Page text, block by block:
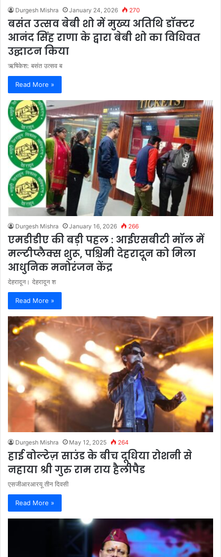
Durgesh Mishra January 24, 2026 270
बसंत उत्सव बेबी शो में मुख्य अतिथि डॉक्टर
आनंद सिंह राणा के द्वारा बेबी शो का विधिवत
उद्घाटन किया
ऋषिकेश: बसंत उत्सव ब
Read More »
Durgesh Mishra January 16, 2026 266
एमडीडीए की बड़ी पहल : आईएसबीटी मॉल में
मल्टीप्लैक्स शुरू, पश्चिमी देहरादून को मिला
आधुनिक मनोरंजन केंद्र
देहरादून। देहरादून श
Read More »
Durgesh Mishra May 12, 2025 264
हाई वोल्टेज़ साउंड के बीच दूधिया रोशनी से
नहाया श्री गुरु राम राय हैलीपैड
एसजीआरआरयू तीन दिवसी
Read More »